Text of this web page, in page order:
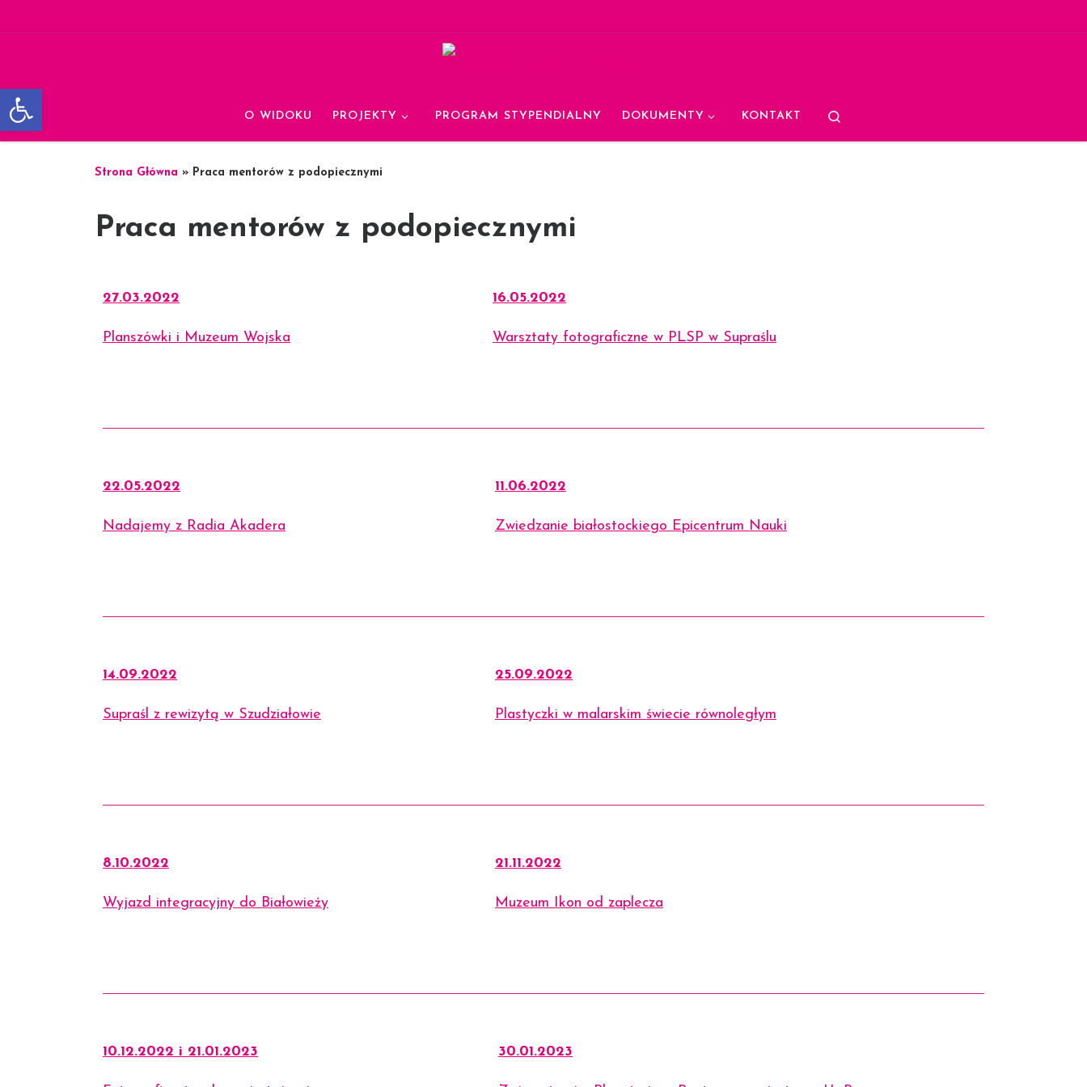
Otwórz pasek narzędzi
O WIDOKU PROJEKTY PROGRAM STYPENDIALNY DOKUMENTY KONTAKT
Strona Główna » Praca mentorów z podopiecznymi
Praca mentorów z podopiecznymi
27.03.2022
Planszówki i Muzeum Wojska
16.05.2022
Warsztaty fotograficzne w PLSP w Supraślu
22.05.2022
Nadajemy z Radia Akadera
11.06.2022
Zwiedzanie białostockiego Epicentrum Nauki
14.09.2022
Supraśl z rewizytą w Szudziałowie
25.09.2022
Plastyczki w malarskim świecie równoległym
8.10.2022
Wyjazd integracyjny do Białowieży
21.11.2022
Muzeum Ikon od zaplecza
10.12.2022 i 21.01.2023 30.01.2023